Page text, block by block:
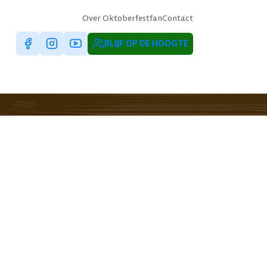
Over OktoberfestfanContact
BLIJF OP DE HOOGTE